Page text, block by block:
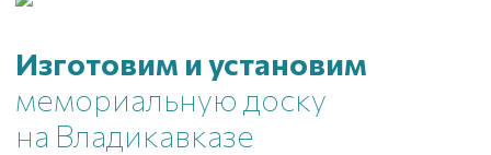
Изготовим и установим
мемориальную доску
на Владикавказе